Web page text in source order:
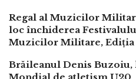
Regal al Muzicilor
loc închiderea
Muzicilor Militare, Ediția
Brăileanul Denis Buzoiu,
Mondial de atletism U20